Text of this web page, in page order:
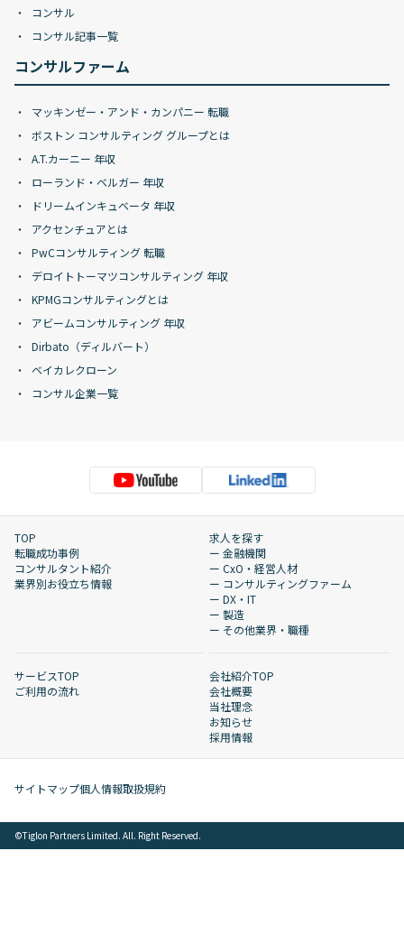
コンサル
コンサル記事一覧
コンサルファーム
マッキンゼー・アンド・カンパニー 転職
ボストン コンサルティング グループとは
A.T.カーニー 年収
ローランド・ベルガー 年収
ドリームインキュベータ 年収
アクセンチュアとは
PwCコンサルティング 転職
デロイトトーマツコンサルティング 年収
KPMGコンサルティングとは
アビームコンサルティング 年収
Dirbato（ディルバート）
ベイカレクローン
コンサル企業一覧
TOP
転職成功事例
コンサルタント紹介
業界別お役立ち情報
求人を探す
ー 金融機関
ー CxO・経営人材
ー コンサルティングファーム
ー DX・IT
ー 製造
ー その他業界・職種
サービスTOP
ご利用の流れ
会社紹介TOP
会社概要
当社理念
お知らせ
採用情報
サイトマップ個人情報取扱規約
©︎Tiglon Partners Limited. All. Right Reserved.